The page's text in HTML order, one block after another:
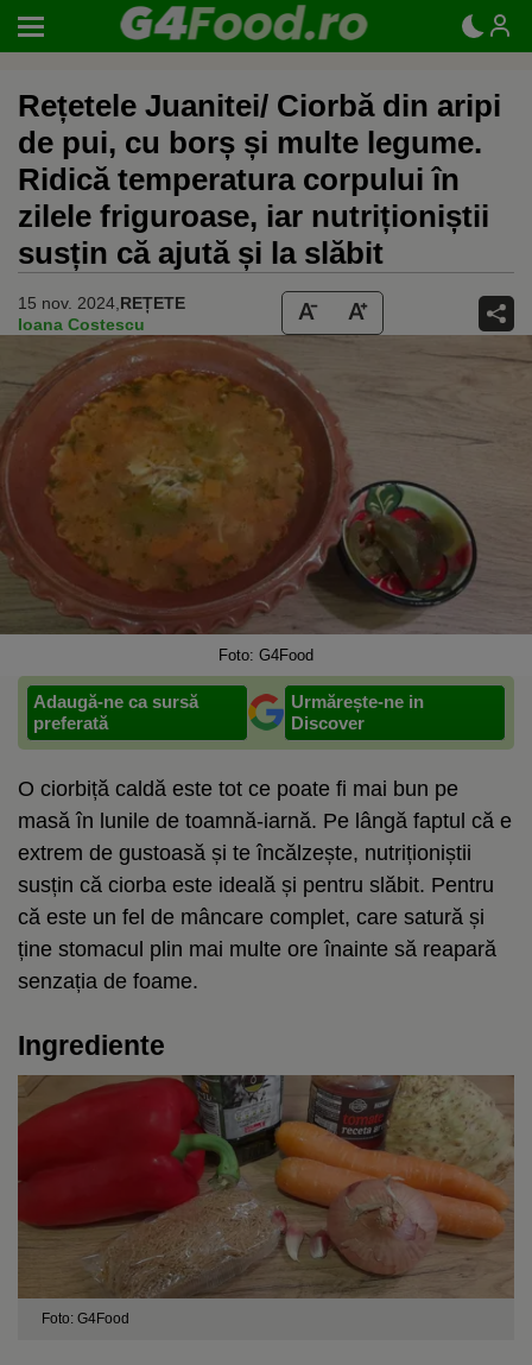
Rețetele Juanitei/ Ciorbă din aripi
de pui, cu borș și multe legume.
Ridică temperatura corpului în
zilele friguroase, iar nutriționiștii
susțin că ajută și la slăbit
15 nov. 2024, REȚETE
Ioana Costescu
Foto: G4Food
Adaugă-ne ca sursă
preferată
Urmărește-ne in
Discover
O ciorbiță caldă este tot ce poate fi mai bun pe
masă în lunile de toamnă-iarnă. Pe lângă faptul că e
extrem de gustoasă și te încălzește, nutriționiștii
susțin că ciorba este ideală și pentru slăbit. Pentru
că este un fel de mâncare complet, care satură și
ține stomacul plin mai multe ore înainte să reapară
senzația de foame.
Ingrediente
Foto: G4Food